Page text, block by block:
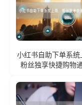
小红书自助下单系统
粉丝独享快捷购物通